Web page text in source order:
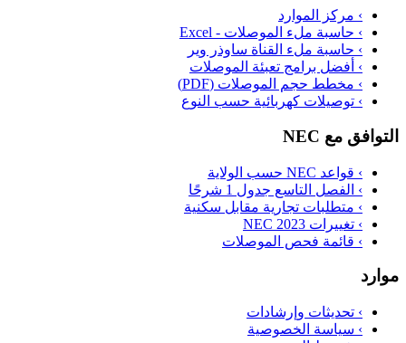
› مركز الموارد
› حاسبة ملء الموصلات - Excel
› حاسبة ملء القناة ساوذر وير
› أفضل برامج تعبئة الموصلات
› مخطط حجم الموصلات (PDF)
› توصيلات كهربائية حسب النوع
التوافق مع NEC
› قواعد NEC حسب الولاية
› الفصل التاسع جدول 1 شرحًا
› متطلبات تجارية مقابل سكنية
› تغييرات NEC 2023
› قائمة فحص الموصلات
موارد
› تحديثات وإرشادات
› سياسة الخصوصية